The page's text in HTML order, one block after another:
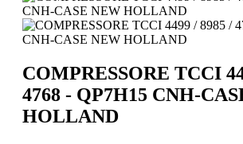
COMPRESSORE TCCI
4768 - QP7H15 CNH-
HOLLAND